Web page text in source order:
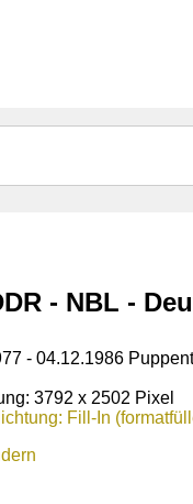
- NBL -
- 04.12.1986
3792 x 2502 Pixel
Fill-In